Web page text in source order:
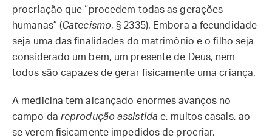
procriação que “procedem todas as gerações
humanas” (Catecismo, § 2335). Embora a fecundidade
seja uma das finalidades do matrimônio e o filho seja
considerado um bem, um presente de Deus, nem
todos são capazes de gerar fisicamente uma criança.
A medicina tem alcançado enormes avanços no
campo da reprodução assistidae, muitos casais, ao
se verem fisicamente impedidos de procriar,